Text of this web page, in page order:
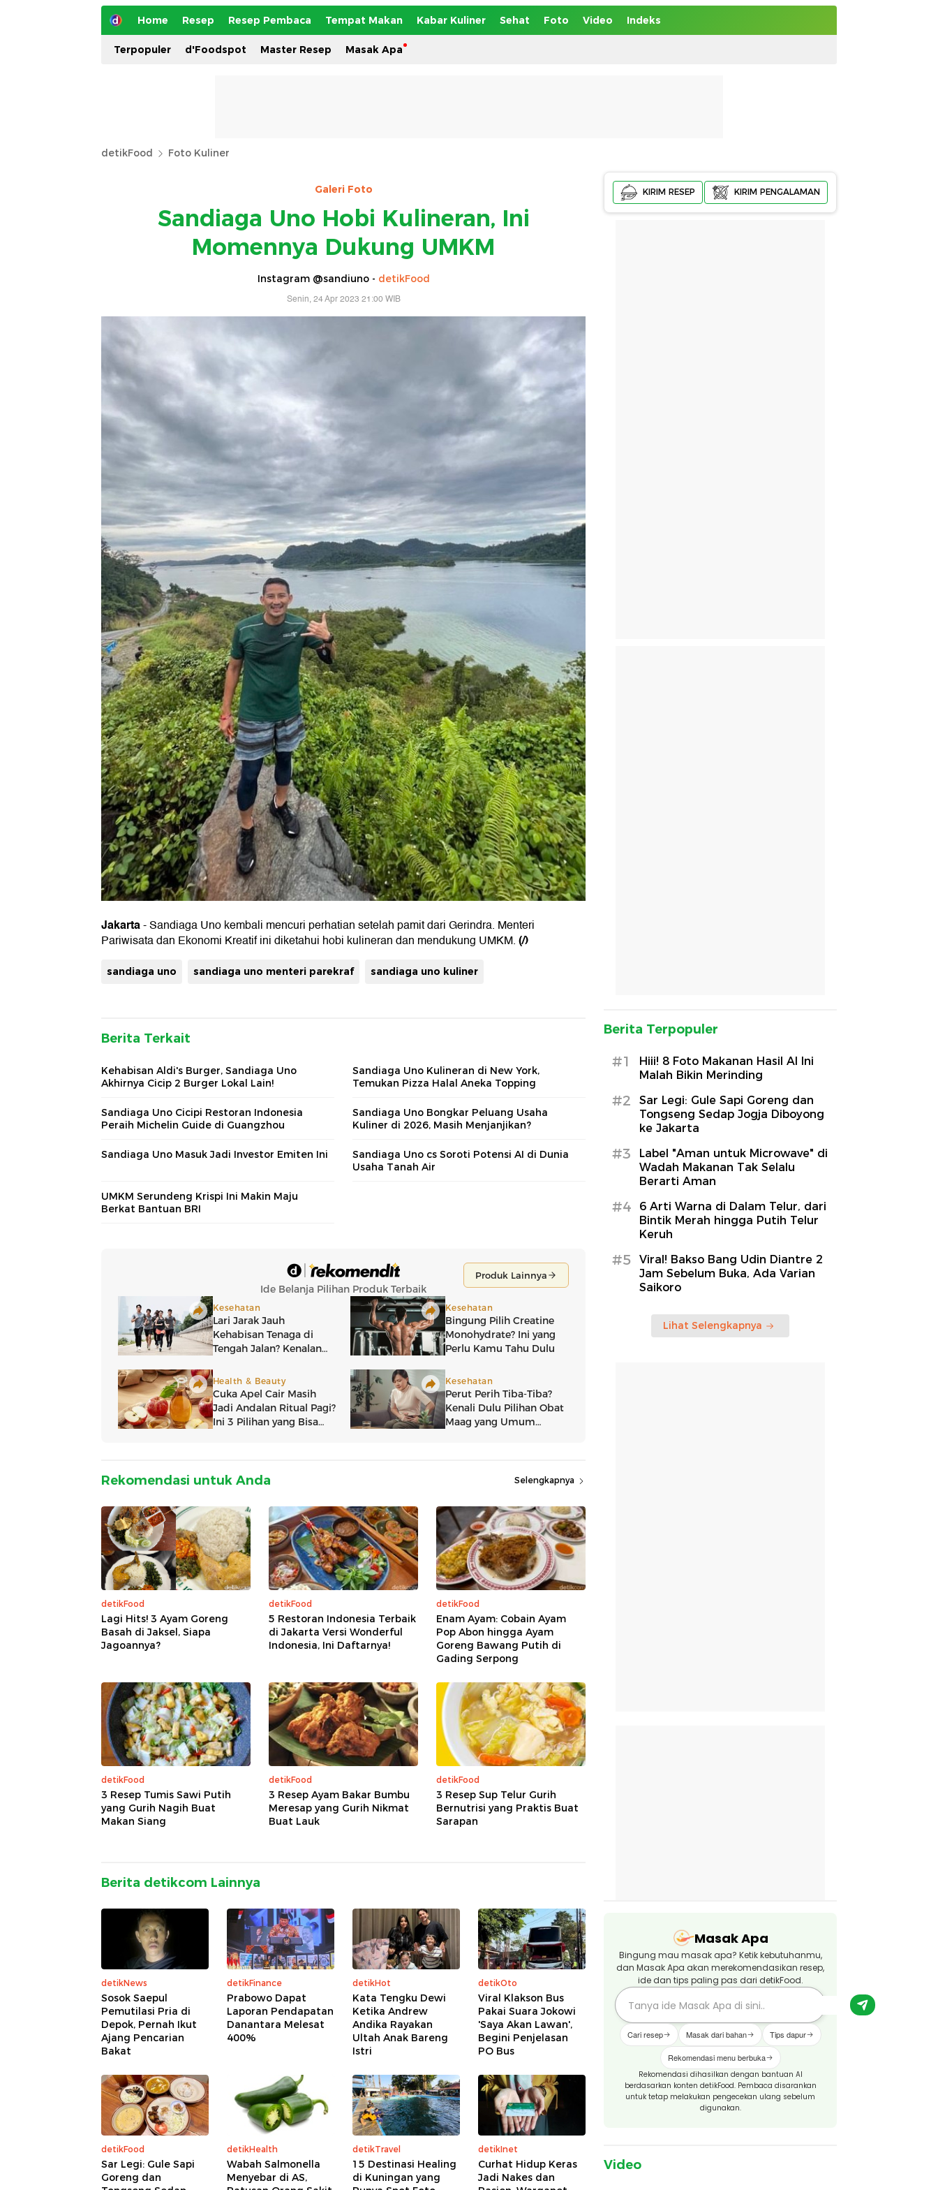
Home Resep Resep Pembaca Tempat Makan Kabar Kuliner Sehat Foto Video Indeks
Terpopuler d'Foodspot Master Resep Masak Apa
detikFood Foto Kuliner
Galeri Foto
Sandiaga Uno Hobi Kulineran, Ini
Momennya Dukung UMKM
Instagram @sandiuno - detikFood
Senin, 24 Apr 2023 21:00 WIB
Jakarta- Sandiaga Uno kembali mencuri perhatian setelah pamit dari Gerindra. Menteri
Pariwisata dan Ekonomi Kreatif ini diketahui hobi kulineran dan mendukung UMKM.(/)
sandiaga uno sandiaga uno menteri parekraf sandiaga uno kuliner
Berita Terkait
Kehabisan Aldi's Burger, Sandiaga Uno
Akhirnya Cicip 2 Burger Lokal Lain!
Sandiaga Uno Kulineran di New York,
Temukan Pizza Halal Aneka Topping
Sandiaga Uno Cicipi Restoran Indonesia
Peraih Michelin Guide di Guangzhou
Sandiaga Uno Bongkar Peluang Usaha
Kuliner di 2026, Masih Menjanjikan?
Sandiaga Uno Masuk Jadi Investor Emiten Ini
Sandiaga Uno cs Soroti Potensi AI di Dunia
Usaha Tanah Air
UMKM Serundeng Krispi Ini Makin Maju
Berkat Bantuan BRI
Rekomendasi untuk Anda Selengkapnya
detikFood
Lagi Hits! 3 Ayam Goreng
Basah di Jaksel, Siapa
Jagoannya?
detikFood
5 Restoran Indonesia Terbaik
di Jakarta Versi Wonderful
Indonesia, Ini Daftarnya!
detikFood
Enam Ayam: Cobain Ayam
Pop Abon hingga Ayam
Goreng Bawang Putih di
Gading Serpong
detikFood
3 Resep Tumis Sawi Putih
yang Gurih Nagih Buat
Makan Siang
detikFood
3 Resep Ayam Bakar Bumbu
Meresap yang Gurih Nikmat
Buat Lauk
detikFood
3 Resep Sup Telur Gurih
Bernutrisi yang Praktis Buat
Sarapan
Berita detikcom Lainnya
detikNews
Sosok Saepul
Pemutilasi Pria di
Depok, Pernah Ikut
Ajang Pencarian
Bakat
detikFinance
Prabowo Dapat
Laporan Pendapatan
Danantara Melesat
400%
detikHot
Kata Tengku Dewi
Ketika Andrew
Andika Rayakan
Ultah Anak Bareng
Istri
detikOto
Viral Klakson Bus
Pakai Suara Jokowi
'Saya Akan Lawan',
Begini Penjelasan
PO Bus
detikFood
Sar Legi: Gule Sapi
Goreng dan
detikHealth
Wabah Salmonella
Menyebar di AS,
detikTravel
15 Destinasi Healing
di Kuningan yang
detikInet
Curhat Hidup Keras
Jadi Nakes dan
KIRIM RESEP KIRIM PENGALAMAN
Berita Terpopuler
#1
Hiii! 8 Foto Makanan Hasil AI Ini
Malah Bikin Merinding
#2
Sar Legi: Gule Sapi Goreng dan
Tongseng Sedap Jogja Diboyong
ke Jakarta
#3
Label "Aman untuk Microwave" di
Wadah Makanan Tak Selalu
Berarti Aman
#4
6 Arti Warna di Dalam Telur, dari
Bintik Merah hingga Putih Telur
Keruh
#5
Viral! Bakso Bang Udin Diantre 2
Jam Sebelum Buka, Ada Varian
Saikoro
Lihat Selengkapnya
Masak Apa
Bingung mau masak apa? Ketik kebutuhanmu,
dan Masak Apa akan merekomendasikan resep,
ide dan tips paling pas dari detikFood.
Cari resep Masak dari bahan Tips dapur
Rekomendasi menu berbuka
Rekomendasi dihasilkan dengan bantuan AI
berdasarkan konten detikFood. Pembaca disarankan
untuk tetap melakukan pengecekan ulang sebelum
digunakan.
Video